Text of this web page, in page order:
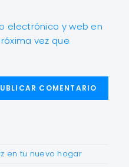
electrónico y web en
vez que
en tu nuevo hogar